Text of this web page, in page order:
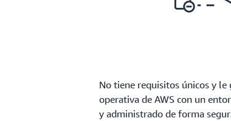
No tiene requisitos únicos y
operativa de AWS con un
y administrado de forma